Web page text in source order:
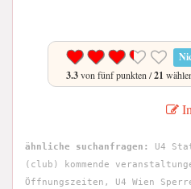
3.3von fünf punkten /21
ähnliche suchanfragen:
U4
(club) kommende
Öffnungszeiten, U4 Wien